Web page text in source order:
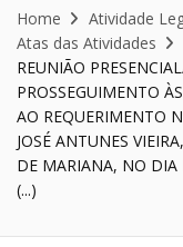
Home Atividade
Atas das Atividades
REUNIÃO
PROSSEGUIMENTO
AO REQUERIMENTO
JOSÉ ANTUNES
DE MARIANA, NO DIA
(...)